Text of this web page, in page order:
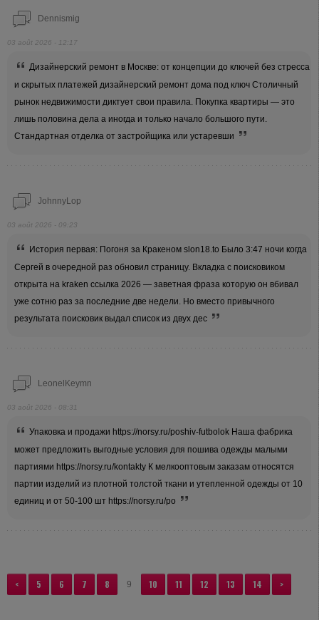
Dennismig
03 août 2026 - 12:17
Дизайнерский ремонт в Москве: от концепции до ключей без стресса
и скрытых платежей дизайнерский ремонт дома под ключ Столичный
рынок недвижимости диктует свои правила. Покупка квартиры — это
лишь половина дела а иногда и только начало большого пути.
Стандартная отделка от застройщика или устаревши
JohnnyLop
03 août 2026 - 09:23
История первая: Погоня за Кракеном slon18.to Было 3:47 ночи когда
Сергей в очередной раз обновил страницу. Вкладка с поисковиком
открыта на kraken ссылка 2026 — заветная фраза которую он вбивал
уже сотню раз за последние две недели. Но вместо привычного
результата поисковик выдал список из двух дес
LeonelKeymn
03 août 2026 - 08:31
Упаковка и продажи https://norsy.ru/poshiv-futbolok Наша фабрика
может предложить выгодные условия для пошива одежды малыми
партиями https://norsy.ru/kontakty К мелкооптовым заказам относятся
партии изделий из плотной толстой ткани и утепленной одежды от 10
единиц и от 50-100 шт https://norsy.ru/po
< 5 6 7 8 9 10 11 12 13 14 >